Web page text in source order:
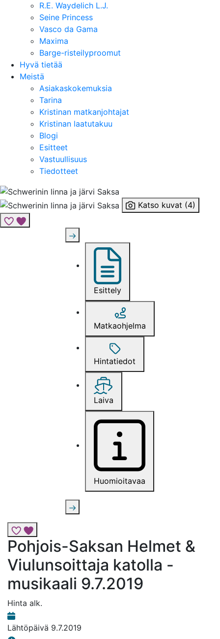
R.E. Waydelich L.J.
Seine Princess
Vasco da Gama
Maxima
Barge-risteilyproomut
Hyvä tietää
Meistä
Asiakaskokemuksia
Tarina
Kristinan matkanjohtajat
Kristinan laatutakuu
Blogi
Esitteet
Vastuullisuus
Tiedotteet
Katso kuvat (4)
Lisää risteily suosikkeihin
Esittely
Matkaohjelma
Hintatiedot
Laiva
Huomioitavaa
Lisää risteily suosikkeihin
Pohjois-Saksan Helmet &
Viulunsoittaja katolla -
musikaali 9.7.2019
Hinta alk.
Lähtöpäivä 9.7.2019